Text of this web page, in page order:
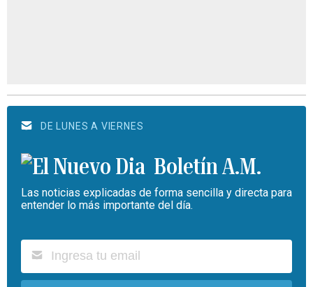
DE LUNES A VIERNES
Boletín A.M.
Las noticias explicadas de forma sencilla y directa para
entender lo más importante del día.